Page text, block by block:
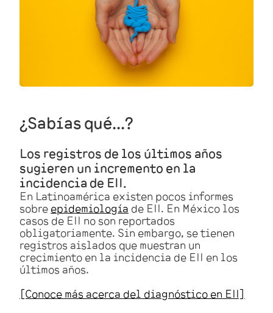
¿Sabías qué…?
Los registros de los últimos años
sugieren un incremento en la
incidencia de EII.
En Latinoamérica existen pocos informes
sobre epidemiología de EII. En México los
casos de EII no son reportados
obligatoriamente. Sin embargo, se tienen
registros aislados que muestran un
crecimiento en la incidencia de EII en los
últimos años.
[Conoce más acerca del diagnóstico en EII]